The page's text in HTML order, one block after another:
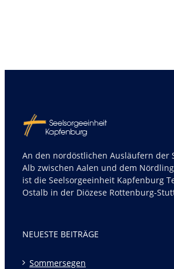
An den nordöstlichen Ausläufern der
Alb zwischen Aalen und dem
ist die Seelsorgeeinheit Kapfenburg
Ostalb in der Diözese Rottenburg-
NEUESTE BEITRÄGE
Sommersegen